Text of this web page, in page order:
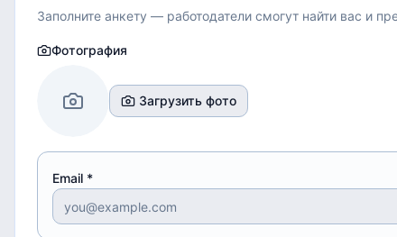
Заполните анкету — работодатели смогут найти вас и
Фотография
Загрузить фото
Email *